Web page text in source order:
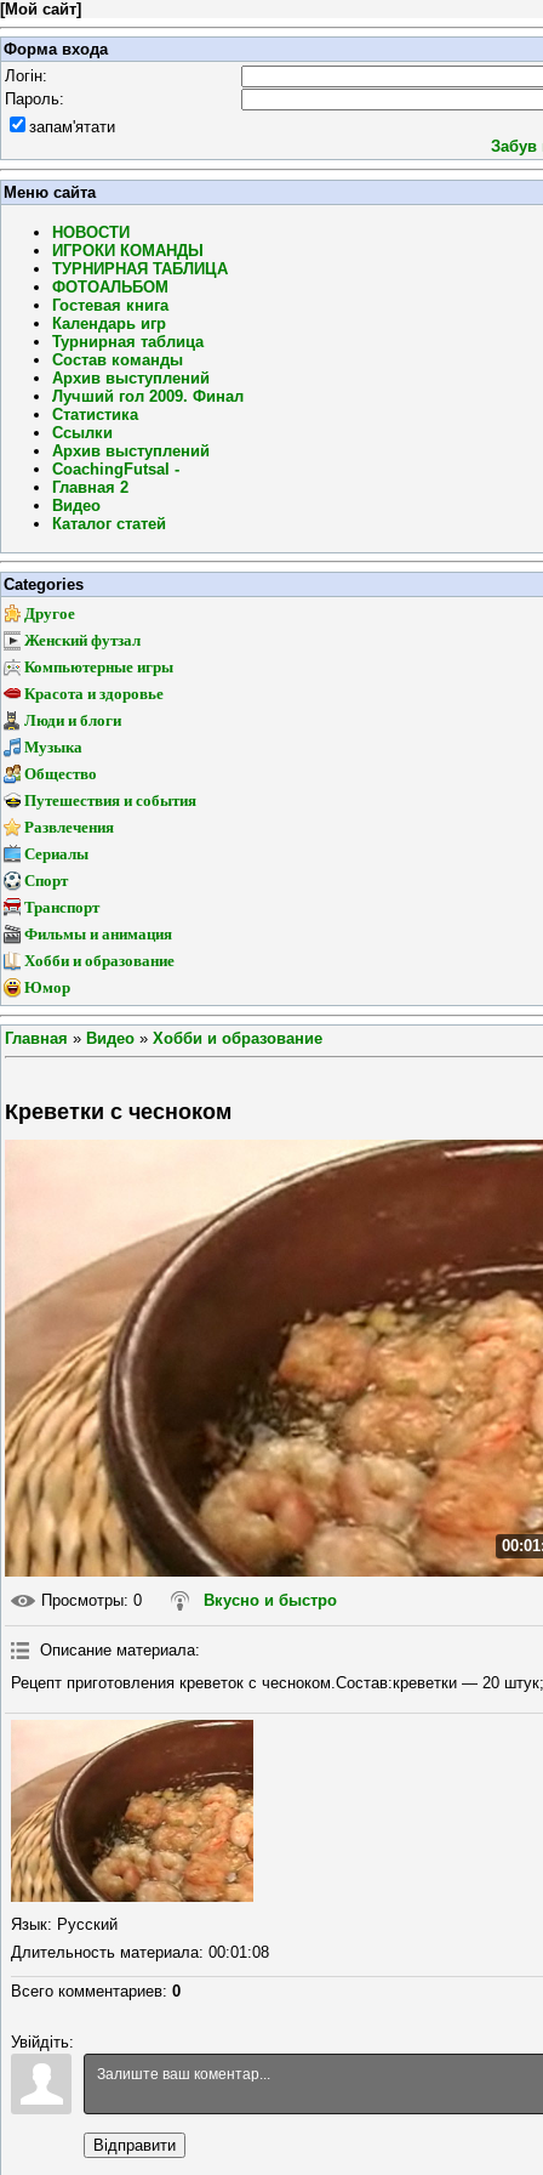
[Мой сайт]
Форма входа
Логін:
Пароль:
запам'ятати
Забув
Меню сайта
НОВОСТИ
ИГРОКИ КОМАНДЫ
ТУРНИРНАЯ ТАБЛИЦА
ФОТОАЛЬБОМ
Гостевая книга
Календарь игр
Турнирная таблица
Состав команды
Архив выступлений
Лучший гол 2009. Финал
Статистика
Ссылки
Архив выступлений
CoachingFutsal -
Главная 2
Видео
Каталог статей
Categories
Другое
Женский футзал
Компьютерные игры
Красота и здоровье
Люди и блоги
Музыка
Общество
Путешествия и события
Развлечения
Сериалы
Спорт
Транспорт
Фильмы и анимация
Хобби и образование
Юмор
Главная » Видео » Хобби и образование
Креветки с чесноком
Просмотры: 0 Вкусно и быстро
Описание материала:
Рецепт приготовления креветок с чесноком.Состав:креветки — 20
Язык: Русский
Длительность материала: 00:01:08
Всего комментариев: 0
Увійдіть:
Відправити